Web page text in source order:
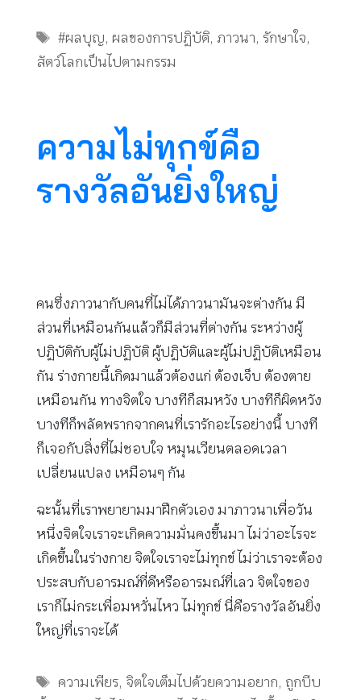
Tags
#ผลบุญ,ผลของการปฏิบัติ, ภาวนา, รักษาใจ,
สัตว์โลกเป็นไปตามกรรม
ความไม่ทุกข์คือ
รางวัลอันยิ่งใหญ่
คนซึ่งภาวนากับคนที่ไม่ได้ภาวนามันจะต่างกัน มี
ส่วนที่เหมือนกันแล้วก็มีส่วนที่ต่างกัน ระหว่างผู้
ปฏิบัติกับผู้ไม่ปฏิบัติ ผู้ปฏิบัติและผู้ไม่ปฏิบัติเหมือน
กัน ร่างกายนี้เกิดมาแล้วต้องแก่ ต้องเจ็บ ต้องตาย
เหมือนกัน ทางจิตใจ บางทีก็สมหวัง บางทีก็ผิดหวัง
บางทีก็พลัดพรากจากคนที่เรารักอะไรอย่างนี้ บางที
ก็เจอกับสิ่งที่ไม่ชอบใจ หมุนเวียนตลอดเวลา
เปลี่ยนแปลง เหมือนๆ กัน
ฉะนั้นที่เราพยายามมาฝึกตัวเอง มาภาวนาเพื่อวัน
หนึ่งจิตใจเราจะเกิดความมั่นคงขึ้นมา ไม่ว่าอะไรจะ
เกิดขึ้นในร่างกาย จิตใจเราจะไม่ทุกข์ ไม่ว่าเราจะต้อง
ประสบกับอารมณ์ที่ดีหรืออารมณ์ที่เลว จิตใจของ
เราก็ไม่กระเพื่อมหวั่นไหว ไม่ทุกข์ นี่คือรางวัลอันยิ่ง
ใหญ่ที่เราจะได้
Tags
ความเพียร, จิตใจเต็มไปด้วยความอยาก, ถูกบีบ